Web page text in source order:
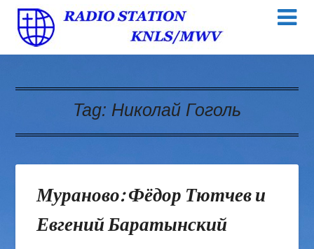
Tag: Николай Гоголь
Мураново: Фёдор Тютчев и
Евгений Баратынский